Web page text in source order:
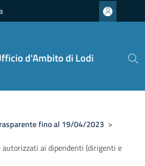
d'Ambito di Lodi
fino al 19/04/2023 >
ai dipendenti (dirigenti e